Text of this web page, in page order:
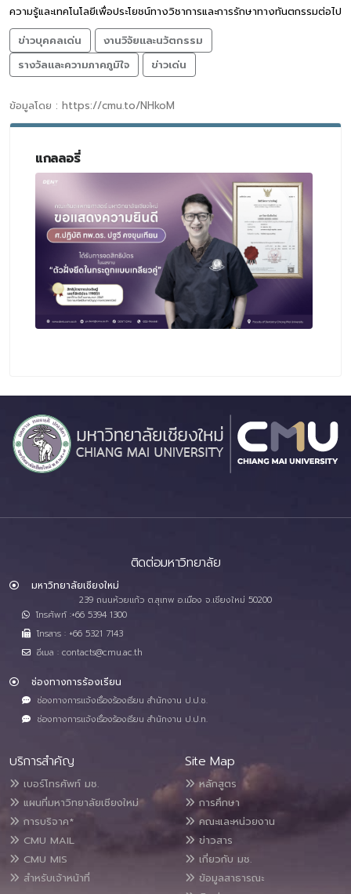
ความรู้และเทคโนโลยีเพื่อประโยชน์ทางวิชาการและการรักษาทางทันตกรรมต่อไป
ข่าวบุคคลเด่น
งานวิจัยและนวัตกรรม
รางวัลและความภาคภูมิใจ
ข่าวเด่น
ข้อมูลโดย : https://cmu.to/NHkoM
แกลลอรี่
ติดต่อมหาวิทยาลัย
มหาวิทยาลัยเชียงใหม่
239 ถนนห้วยแก้ว ต.สุเทพ อ.เมือง จ.เชียงใหม่ 50200
โทรศัพท์ :+66 5394 1300
โทรสาร : +66 5321 7143
อีเมล : contacts@cmu.ac.th
ช่องทางการร้องเรียน
ช่องทางการแจ้งเรื่องร้องเรียน สำนักงาน ป.ป.ช.
ช่องทางการแจ้งเรื่องร้องเรียน สำนักงาน ป.ป.ท.
บริการสำคัญ
เบอร์โทรศัพท์ มช.
แผนที่มหาวิทยาลัยเชียงใหม่
การบริจาค*
CMU MAIL
CMU MIS
สำหรับเจ้าหน้าที่
Site Map
หลักสูตร
การศึกษา
คณะและหน่วยงาน
ข่าวสาร
เกี่ยวกับ มช.
ข้อมูลสาธารณะ